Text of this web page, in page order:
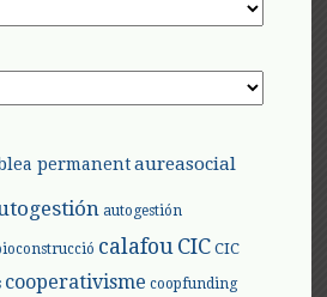
permanent aureasocial
autogestión
calafouCIC CIC
cooperativisme coopfunding